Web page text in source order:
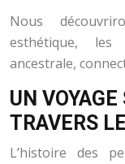
Nous
esthétique, les
ancestrale,
UN
TRAVERS
L’histoire des